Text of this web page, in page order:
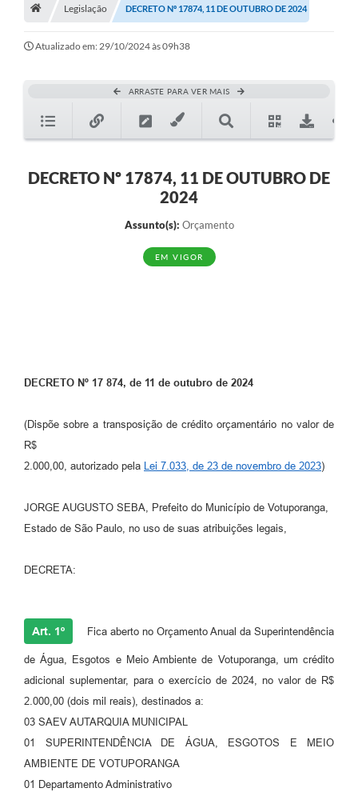
A História
Galeria de Fotos
Perguntas Frequentes
Audiências Públicas
Links
Emprega
Contato
Legislação DECRETO Nº 17874, 11 DE OUTUBRO DE 2024
Atualizado em: 29/10/2024 às 09h38
ARRASTE PARA VER MAIS
DECRETO Nº 17874, 11 DE OUTUBRO DE
2024
Assunto(s): Orçamento
EM VIGOR
DECRETO Nº 17 874, de 11 de outubro de 2024
(Dispõe sobre a transposição de crédito orçamentário no valor de
R$
2.000,00, autorizado pela Lei 7.033, de 23 de novembro de 2023)
JORGE AUGUSTO SEBA, Prefeito do Município de Votuporanga,
Estado de São Paulo, no uso de suas atribuições legais,
DECRETA:
Art. 1º Fica aberto no Orçamento Anual da Superintendência
de Água, Esgotos e Meio Ambiente de Votuporanga, um crédito
adicional suplementar, para o exercício de 2024, no valor de R$
2.000,00 (dois mil reais), destinados a:
03 SAEV AUTARQUIA MUNICIPAL
01 SUPERINTENDÊNCIA DE ÁGUA, ESGOTOS E MEIO
AMBIENTE DE VOTUPORANGA
01 Departamento Administrativo